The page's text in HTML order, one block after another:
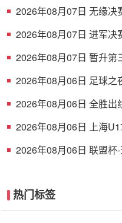
2026年08月07日 无缘决
2026年08月07日 进军决
2026年08月07日 暂升第
2026年08月06日 足球之
2026年08月06日 全胜出
2026年08月06日 上海
2026年08月06日 联盟杯
热门标签